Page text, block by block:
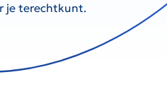
je terechtkunt.